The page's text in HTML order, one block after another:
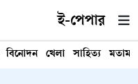
ই-পেপার
বিনোদন খেলা সাহিত্য মতামত